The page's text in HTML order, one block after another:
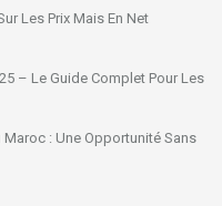
Les Prix Mais En Net
– Le Guide Complet Pour Les
: Une Opportunité Sans